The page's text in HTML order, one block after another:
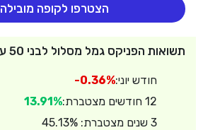
הצטרפו לקופה מובילה
תשואות הפניקס גמל מסלול לבני 50 עד 60
חודש יוני:-0.36%
12 חודשים מצטברת:
13.91%
3 שנים מצטברת: 45.13%